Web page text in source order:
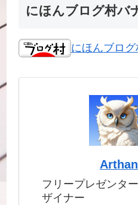
にほんブログ村バ
にほんブログ
Arthan
フリープレゼンタ
ザイナー